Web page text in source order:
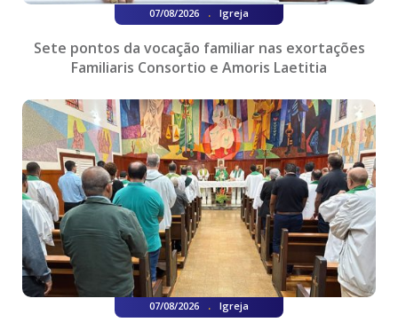
07/08/2026 . Igreja
Sete pontos da vocação familiar nas exortações
Familiaris Consortio e Amoris Laetitia
07/08/2026 . Igreja